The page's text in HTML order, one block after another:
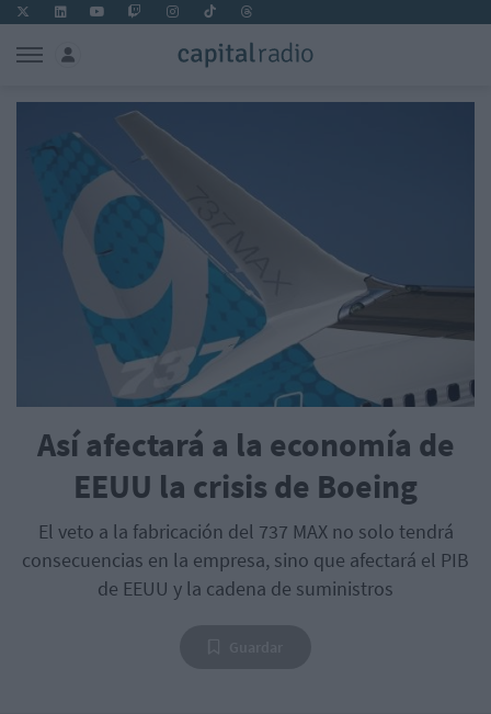
Así afectará a la economía de
EEUU la crisis de Boeing
El veto a la fabricación del 737 MAX no solo tendrá
consecuencias en la empresa, sino que afectará el PIB
de EEUU y la cadena de suministros